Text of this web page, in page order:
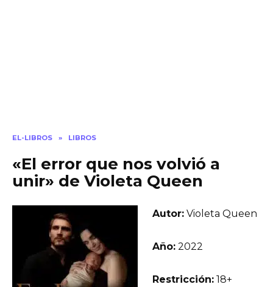
EL-LIBROS » LIBROS
«El error que nos volvió a
unir» de Violeta Queen
Autor: Violeta Queen
Año: 2022
Restricción: 18+